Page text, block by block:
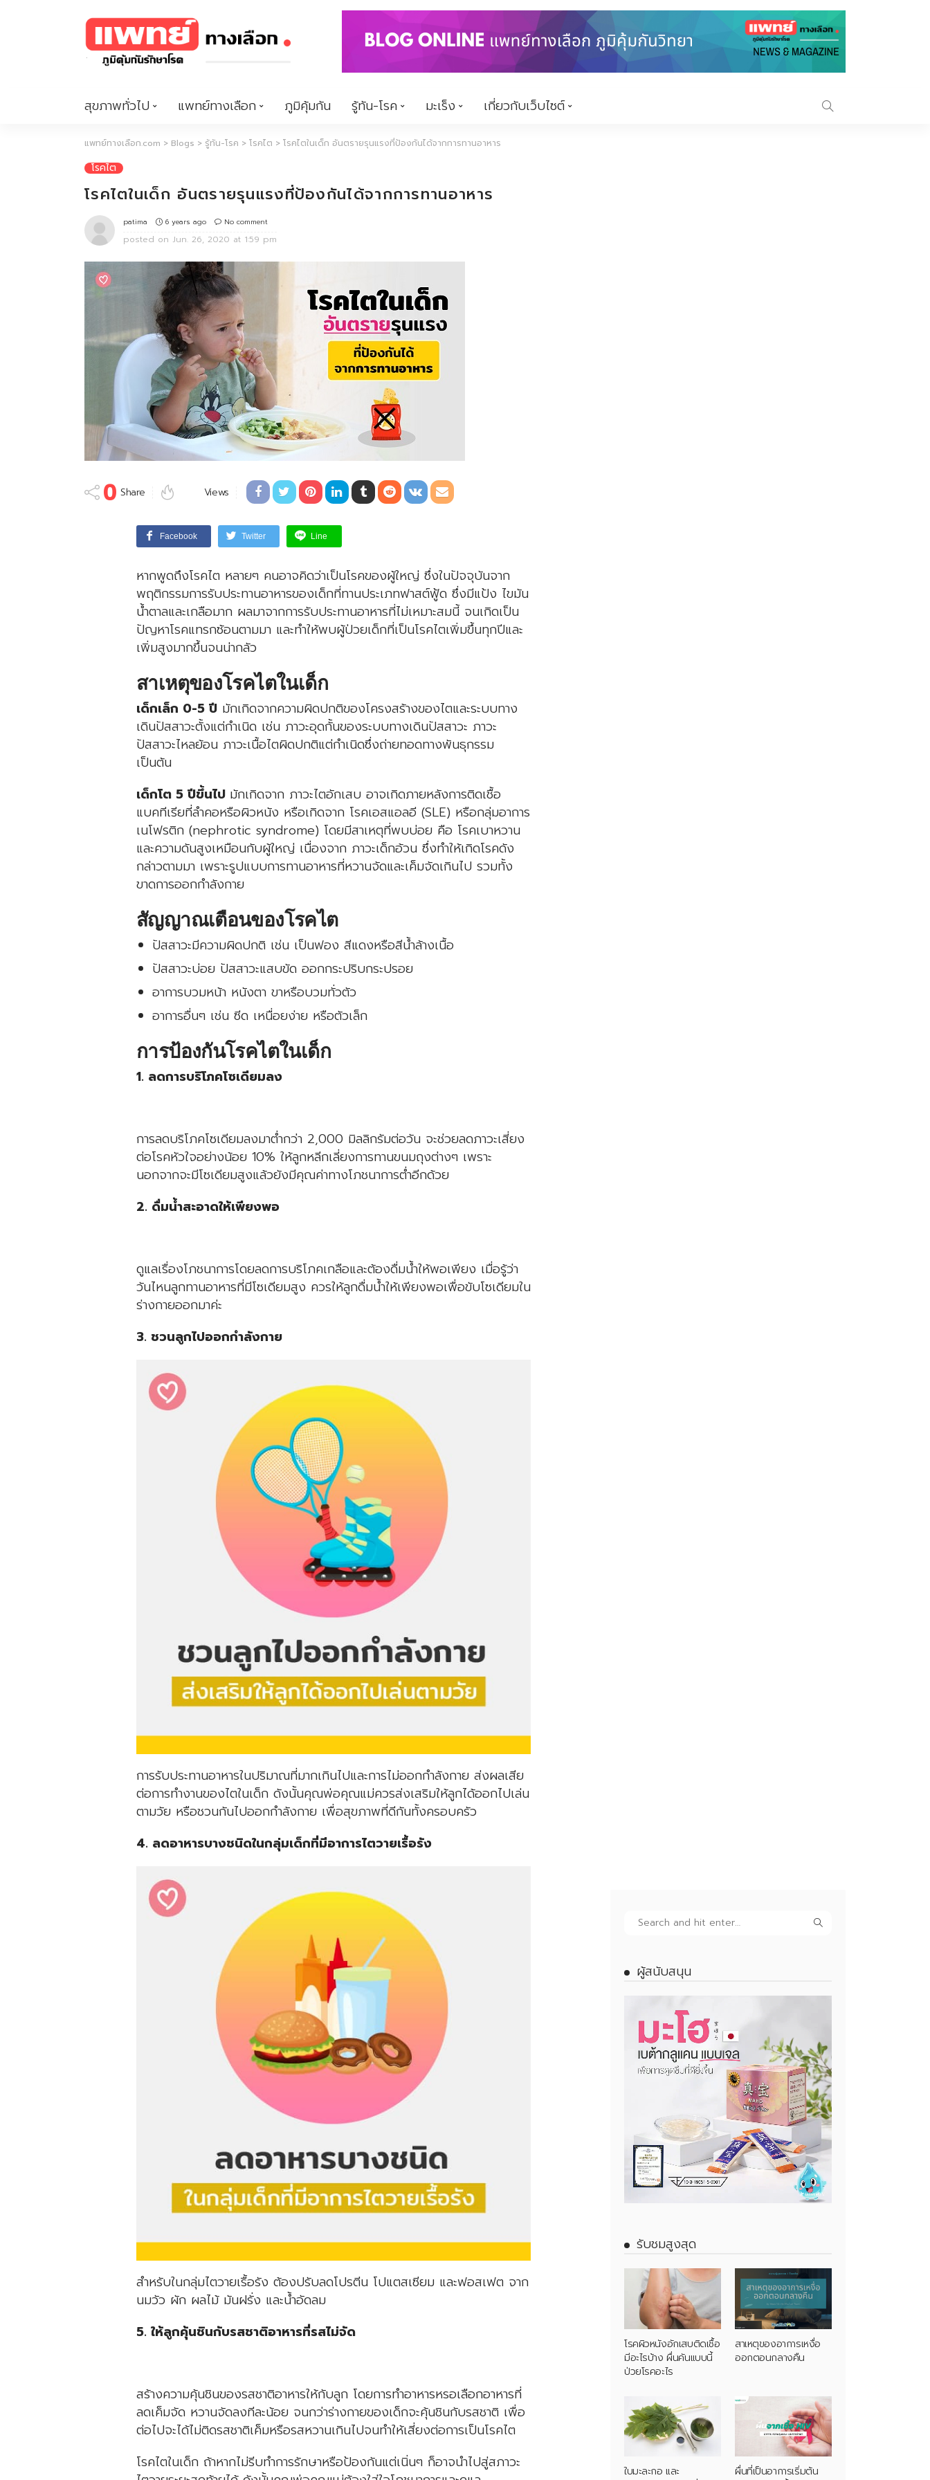
สุขภาพทั่วไป แพทย์ทางเลือก ภูมิคุ้มกัน รู้ทัน-โรค มะเร็ง เกี่ยวกับเว็บไซต์
แพทย์ทางเลือก.com > Blogs > รู้ทัน-โรค > โรคไต > โรคไตในเด็ก อันตรายรุนแรงที่ป้องกันได้จากการทานอาหาร
โรคไต
โรคไตในเด็ก อันตรายรุนแรงที่ป้องกันได้จากการทานอาหาร
patima 6 years ago No comment
posted on Jun. 26, 2020 at 1:59 pm
0 Share Views
Facebook Twitter Line
หากพูดถึงโรคไต หลายๆ คนอาจคิดว่าเป็นโรคของผู้ใหญ่ ซึ่งในปัจจุบันจาก
พฤติกรรมการรับประทานอาหารของเด็กที่ทานประเภทฟาสต์ฟู้ด ซึ่งมีแป้ง ไขมัน
น้ำตาลและเกลือมาก ผลมาจากการรับประทานอาหารที่ไม่เหมาะสมนี้ จนเกิดเป็น
ปัญหาโรคแทรกซ้อนตามมา และทำให้พบผู้ป่วยเด็กที่เป็นโรคไตเพิ่มขึ้นทุกปีและ
เพิ่มสูงมากขึ้นจนน่ากลัว
สาเหตุของโรคไตในเด็ก
เด็กเล็ก 0-5 ปี มักเกิดจากความผิดปกติของโครงสร้างของไตและระบบทาง
เดินปัสสาวะตั้งแต่กำเนิด เช่น ภาวะอุดกั้นของระบบทางเดินปัสสาวะ ภาวะ
ปัสสาวะไหลย้อน ภาวะเนื้อไตผิดปกติแต่กำเนิดซึ่งถ่ายทอดทางพันธุกรรม
เป็นต้น
เด็กโต 5 ปีขึ้นไป มักเกิดจาก ภาวะไตอักเสบ อาจเกิดภายหลังการติดเชื้อ
แบคทีเรียที่ลำคอหรือผิวหนัง หรือเกิดจาก โรคเอสแอลอี (SLE) หรือกลุ่มอาการ
เนโฟรติก (nephrotic syndrome) โดยมีสาเหตุที่พบบ่อย คือ โรคเบาหวาน
และความดันสูงเหมือนกับผู้ใหญ่ เนื่องจาก ภาวะเด็กอ้วน ซึ่งทำให้เกิดโรคดัง
กล่าวตามมา เพราะรูปแบบการทานอาหารที่หวานจัดและเค็มจัดเกินไป รวมทั้ง
ขาดการออกกำลังกาย
สัญญาณเตือนของโรคไต
ปัสสาวะมีความผิดปกติ เช่น เป็นฟอง สีแดงหรือสีน้ำล้างเนื้อ
ปัสสาวะบ่อย ปัสสาวะแสบขัด ออกกระปริบกระปรอย
อาการบวมหน้า หนังตา ขาหรือบวมทั่วตัว
อาการอื่นๆ เช่น ซีด เหนื่อยง่าย หรือตัวเล็ก
การป้องกันโรคไตในเด็ก
1. ลดการบริโภคโซเดียมลง
การลดบริโภคโซเดียมลงมาต่ำกว่า 2,000 มิลลิกรัมต่อวัน จะช่วยลดภาวะเสี่ยง
ต่อโรคหัวใจอย่างน้อย 10% ให้ลูกหลีกเลี่ยงการทานขนมถุงต่างๆ เพราะ
นอกจากจะมีโซเดียมสูงแล้วยังมีคุณค่าทางโภชนาการต่ำอีกด้วย
2. ดื่มน้ำสะอาดให้เพียงพอ
ดูแลเรื่องโภชนาการโดยลดการบริโภคเกลือและต้องดื่มน้ำให้พอเพียง เมื่อรู้ว่า
วันไหนลูกทานอาหารที่มีโซเดียมสูง ควรให้ลูกดื่มน้ำให้เพียงพอเพื่อขับโซเดียมใน
ร่างกายออกมาค่ะ
3. ชวนลูกไปออกกำลังกาย
การรับประทานอาหารในปริมาณที่มากเกินไปและการไม่ออกกำลังกาย ส่งผลเสีย
ต่อการทำงานของไตในเด็ก ดังนั้นคุณพ่อคุณแม่ควรส่งเสริมให้ลูกได้ออกไปเล่น
ตามวัย หรือชวนกันไปออกกำลังกาย เพื่อสุขภาพที่ดีกันทั้งครอบครัว
4. ลดอาหารบางชนิดในกลุ่มเด็กที่มีอาการไตวายเรื้อรัง
สำหรับในกลุ่มไตวายเรื้อรัง ต้องปรับลดโปรตีน โปแตสเซียม และฟอสเฟต จาก
นมวัว ผัก ผลไม้ มันฝรั่ง และน้ำอัดลม
5. ให้ลูกคุ้นชินกับรสชาติอาหารที่รสไม่จัด
สร้างความคุ้นชินของรสชาติอาหารให้กับลูก โดยการทำอาหารหรอเลือกอาหารที่
ลดเค็มจัด หวานจัดลงทีละน้อย จนกว่าร่างกายของเด็กจะคุ้นชินกับรสชาติ เพื่อ
ต่อไปจะได้ไม่ติดรสชาติเค็มหรือรสหวานเกินไปจนทำให้เสี่ยงต่อการเป็นโรคไต
โรคไตในเด็ก ถ้าหากไม่รีบทำการรักษาหรือป้องกันแต่เนิ่นๆ ก็อาจนำไปสู่สภาวะ
ผู้สนับสนุน
รับชมสูงสุด
โรคผิวหนังอักเสบติดเชื้อ
มีอะไรบ้าง ผื่นคันแบบนี้
ป่วยโรคอะไร
สาเหตุของอาการเหงื่อ
ออกตอนกลางคืน
ใบมะละกอ และ
ผื่นที่เป็นอาการเริ่มต้น